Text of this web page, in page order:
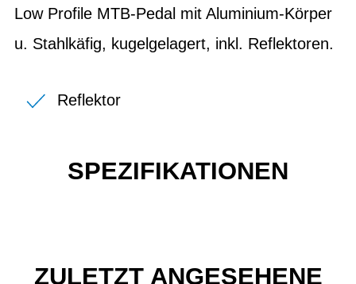
Low Profile MTB-Pedal mit Aluminium-Körper
u. Stahlkäfig, kugelgelagert, inkl. Reflektoren.
Reflektor
SPEZIFIKATIONEN
ZULETZT ANGESEHENE